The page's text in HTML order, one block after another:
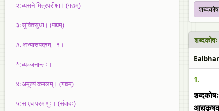
२: व्यसने मित्रपरीक्षा। (गद्यम्)
३: सूक्तिसुधा। (पद्यम्)
#: अभ्यासपत्रम् - १।
*: व्यञ्जनान्ताः।
४: अमूल्यं कमलम्। (गद्यम्)
५: स एव परमाणुः। (संवादः)
1.
शब्दकोषः